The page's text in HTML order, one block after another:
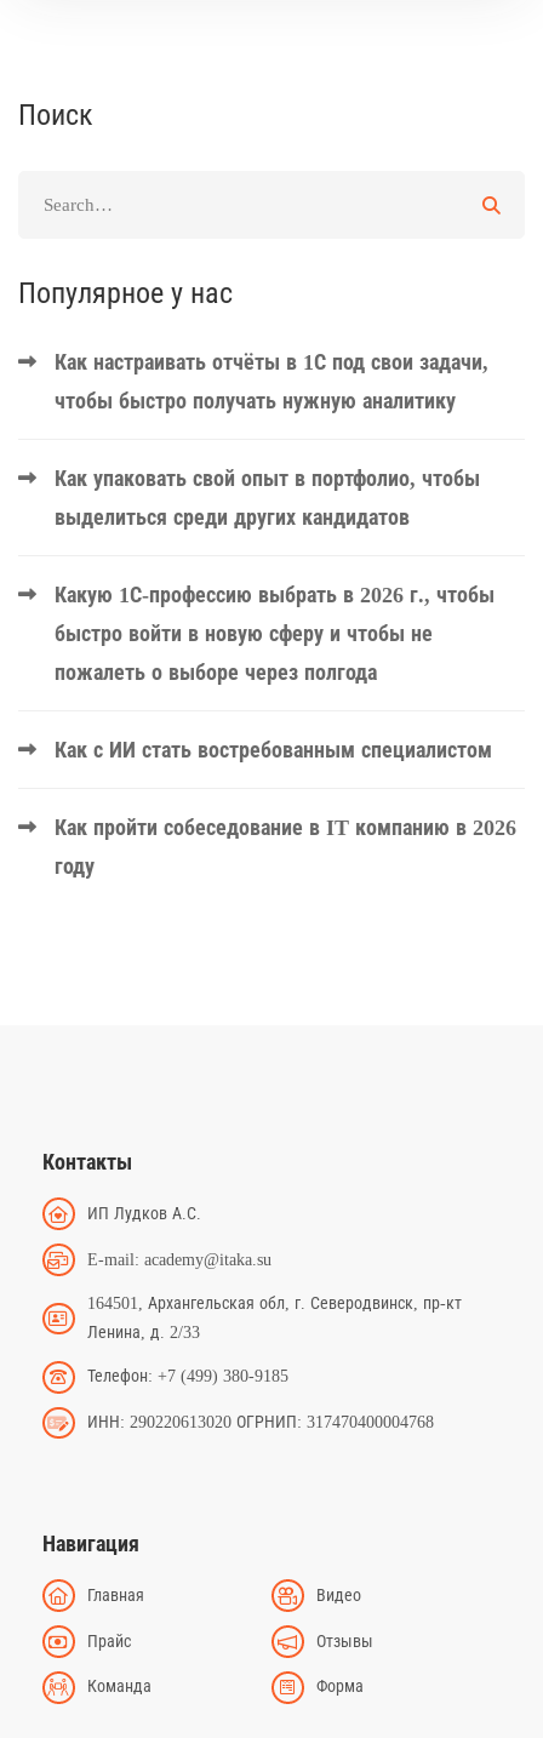
Поиск
Популярное у нас
Как настраивать отчёты в 1С под свои задачи,
чтобы быстро получать нужную аналитику
Как упаковать свой опыт в портфолио, чтобы
выделиться среди других кандидатов
Какую 1С-профессию выбрать в 2026 г., чтобы
быстро войти в новую сферу и чтобы не
пожалеть о выборе через полгода
Как с ИИ стать востребованным специалистом
Как пройти собеседование в IT компанию в 2026
году
Контакты
ИП Лудков А.С.
E-mail: academy@itaka.su
164501, Архангельская обл, г. Северодвинск, пр-кт
Ленина, д. 2/33
Телефон: +7 (499) 380-9185
ИНН: 290220613020 ОГРНИП: 317470400004768
Навигация
Главная Видео
Прайс Отзывы
Команда Форма